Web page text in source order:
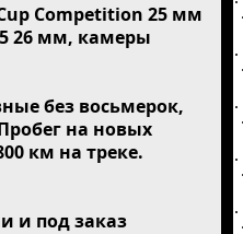
Competition 25 мм
26 мм, камеры
без восьмерок,
на новых
км на треке.
и под заказ